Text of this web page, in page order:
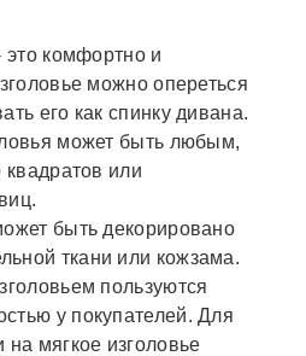
это комфортно и
можно опереться
его как спинку дивана.
может быть любым,
квадратов или
быть декорировано
ткани или кожзама.
пользуются
у покупателей. Для
на мягкое изголовье